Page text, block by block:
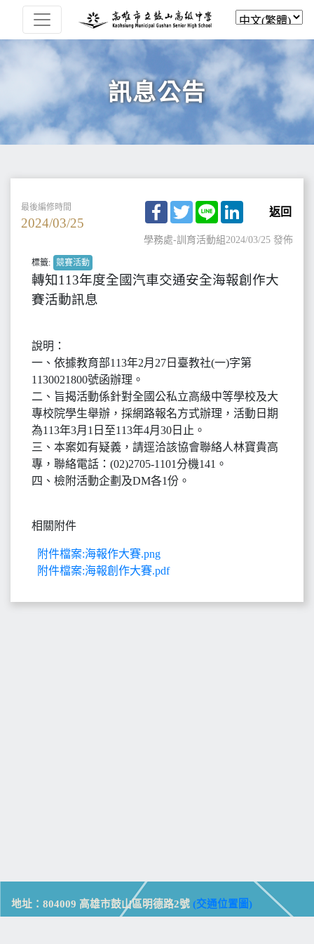
訊息公告
最後編修時間
2024/03/25
Facebook
TwitterLine LinkedIn
返回
學務處-訓育活動組2024/03/25 發佈
標籤: 競賽活動
轉知113年度全國汽車交通安全海報創作大
賽活動訊息
說明：
一、依據教育部113年2月27日臺教社(一)字第
1130021800號函辦理。
二、旨揭活動係針對全國公私立高級中等學校及大
專校院學生舉辦，採網路報名方式辦理，活動日期
為113年3月1日至113年4月30日止。
三、本案如有疑義，請逕洽該協會聯絡人林寶貴高
專，聯絡電話：(02)2705-1101分機141。
四、檢附活動企劃及DM各1份。
相關附件
附件檔案:海報作大賽.png
附件檔案:海報創作大賽.pdf
地址：804009 高雄市鼓山區明德路2號 (交通位置圖)